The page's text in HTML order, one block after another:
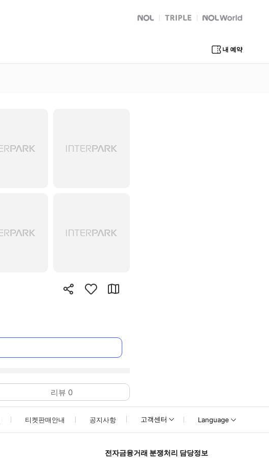
NOL
트리플 Global Interpark
내 예약
리뷰 0
티켓판매안내 공지사항 고객센터 Language
전자금융거래 분쟁처리 담당정보